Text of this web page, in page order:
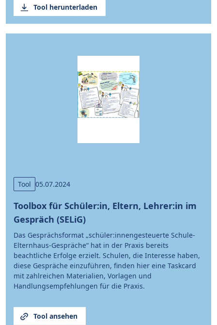
Tool herunterladen
Tool 05.07.2024
Toolbox für Schüler:in, Eltern, Lehrer:in im
Gespräch (SELiG)
Das Gesprächsformat „schüler:innengesteuerte Schule-
Elternhaus-Gespräche“ hat in der Praxis bereits
beachtliche Erfolge erzielt. Schulen, die Interesse haben,
diese Gespräche einzuführen, finden hier eine Taskcard
mit zahlreichen Materialien, Vorlagen und
Handlungsempfehlungen für die Praxis.
Tool ansehen